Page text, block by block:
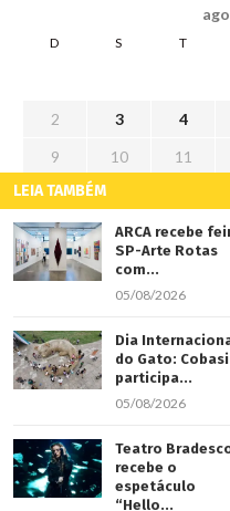
D S T
2
3 4
9
10 11
16
23
24 25
30
31
LEIA TAMBÉM
ARCA recebe
SP-Arte Rotas
com...
05/08/2026
Dia
do Gato: Cobasi
participa...
05/08/2026
Teatro
recebe o
espetáculo
“Hello...